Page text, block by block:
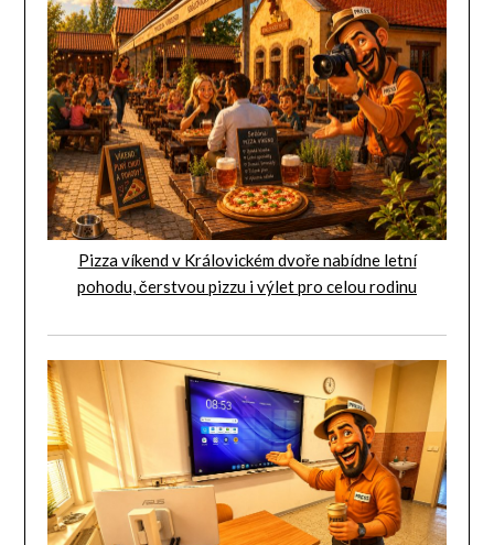
Pizza víkend v Královickém dvoře nabídne letní
pohodu, čerstvou pizzu i výlet pro celou rodinu